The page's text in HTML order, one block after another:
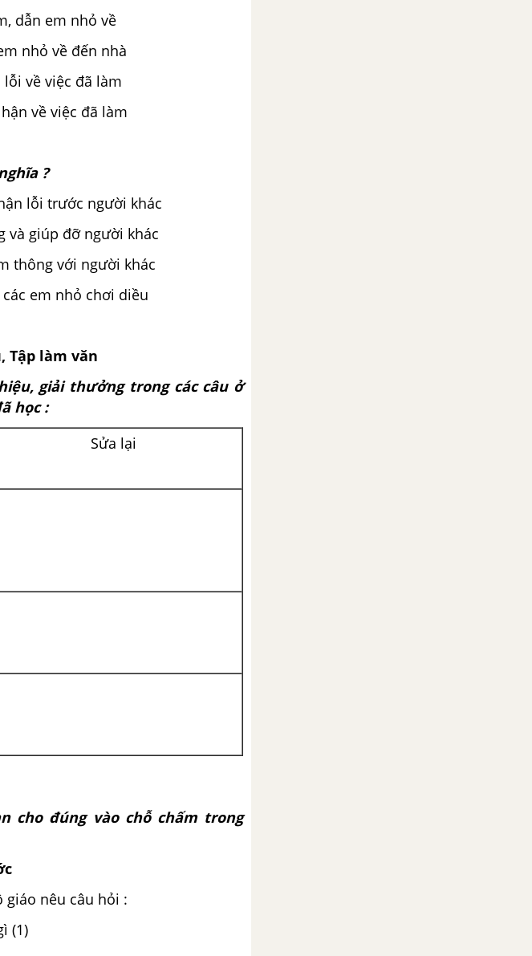
dẫn em nhỏ về
nhỏ về đến nhà
về việc đã làm
về việc đã làm
?
lỗi trước người khác
và giúp đỡ người khác
thông với người khác
em nhỏ chơi diều
Tập làm văn
giải thưởng trong các câu ở
học :
Sửa lại
cho đúng vào chỗ chấm trong
giáo nêu câu hỏi :
(1)